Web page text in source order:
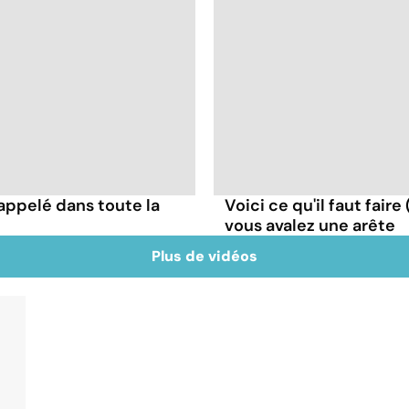
dans toute la
Voici ce qu'il faut faire
vous avalez une arête
Plus de vidéos